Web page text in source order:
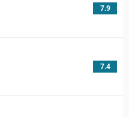
7.9
7.4